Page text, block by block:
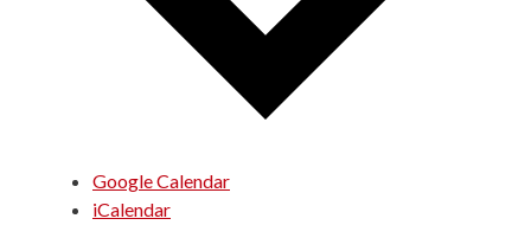
Google Calendar
iCalendar